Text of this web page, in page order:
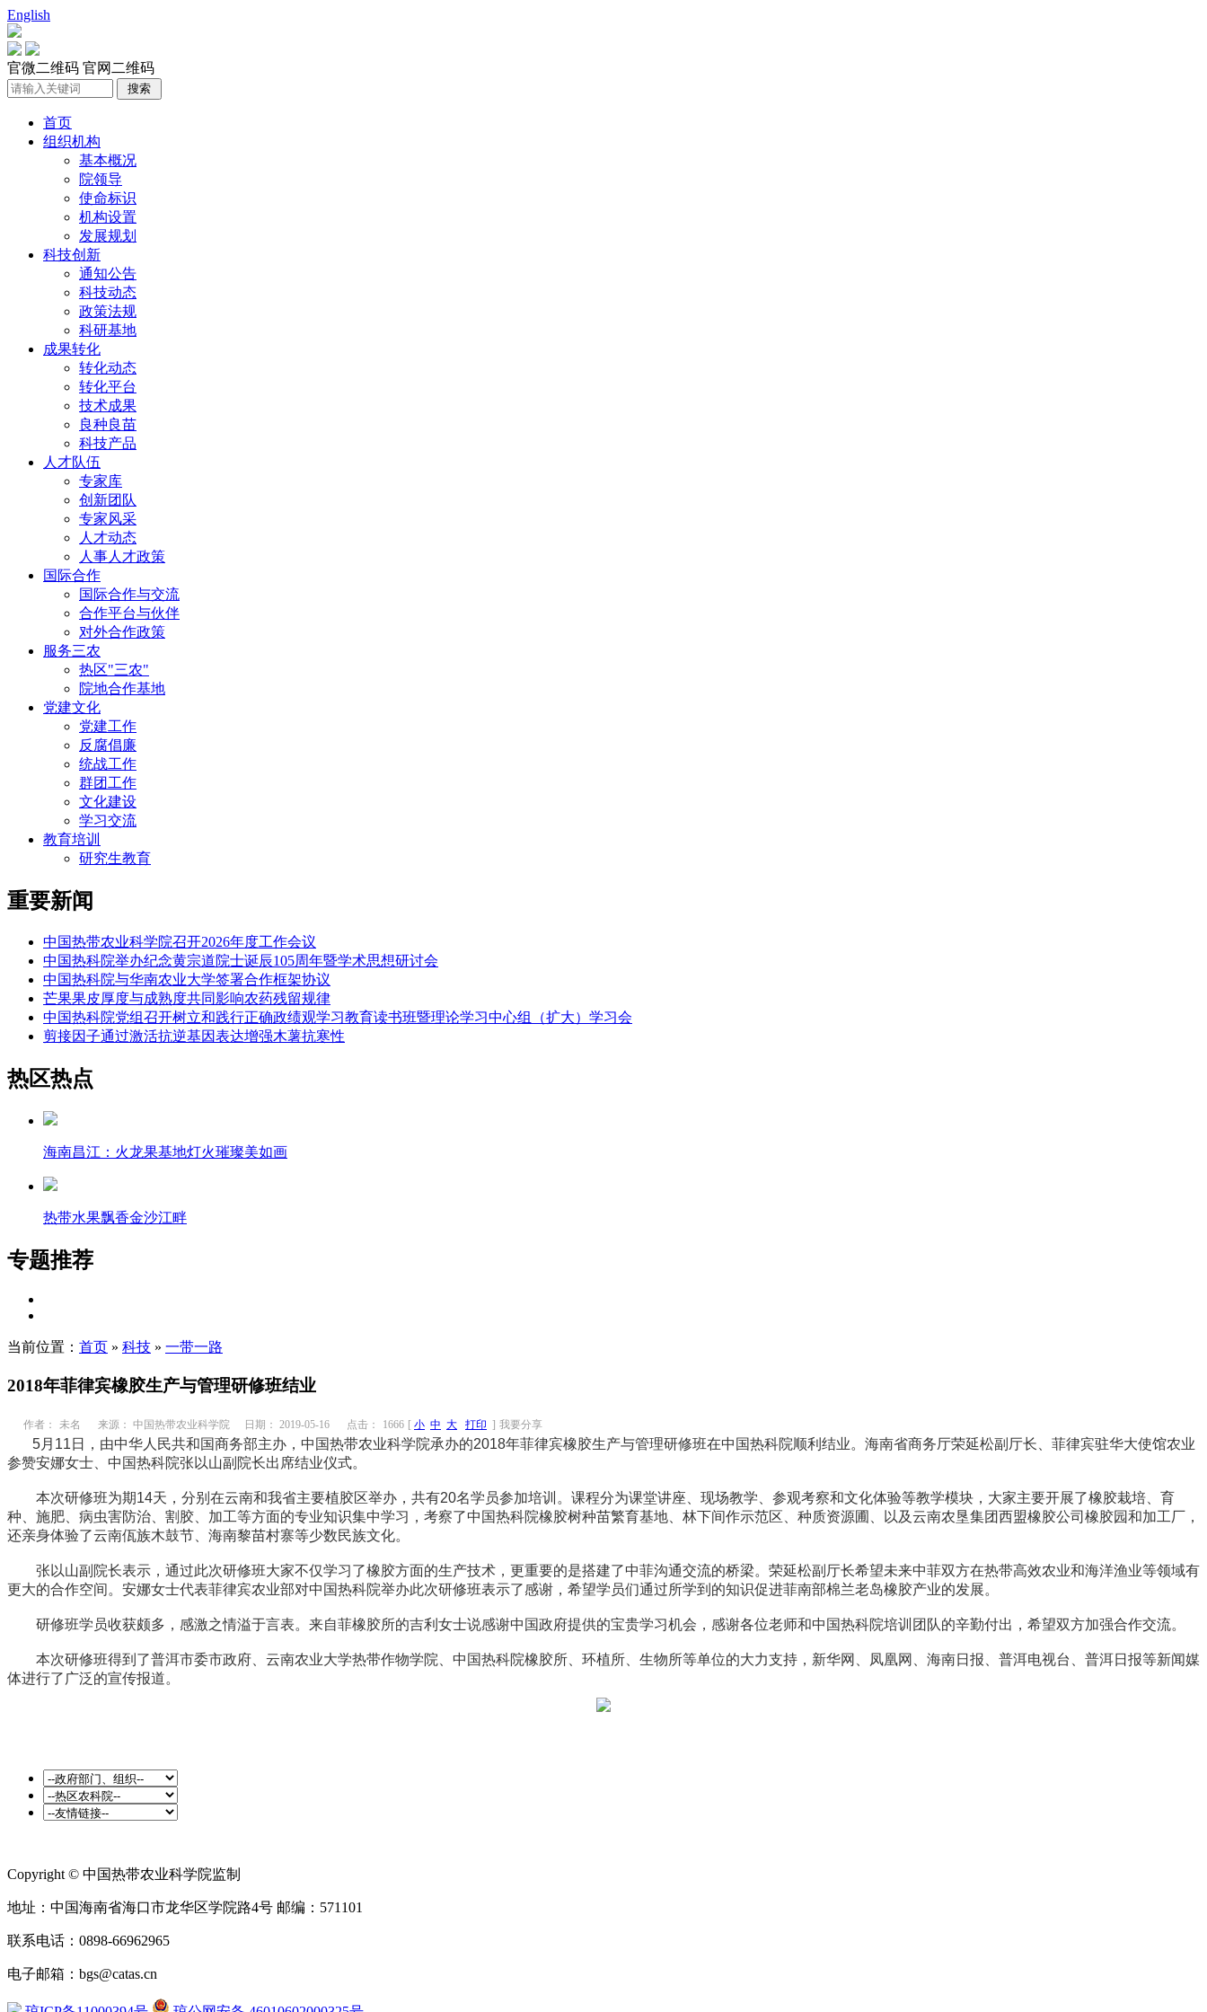
English
官微二维码 官网二维码
首页
组织机构
基本概况
院领导
使命标识
机构设置
发展规划
科技创新
通知公告
科技动态
政策法规
科研基地
成果转化
转化动态
转化平台
技术成果
良种良苗
科技产品
人才队伍
专家库
创新团队
专家风采
人才动态
人事人才政策
国际合作
国际合作与交流
合作平台与伙伴
对外合作政策
服务三农
热区"三农"
院地合作基地
党建文化
党建工作
反腐倡廉
统战工作
群团工作
文化建设
学习交流
教育培训
研究生教育
重要新闻
中国热带农业科学院召开2026年度工作会议
中国热科院举办纪念黄宗道院士诞辰105周年暨学术思想研讨会
中国热科院与华南农业大学签署合作框架协议
芒果果皮厚度与成熟度共同影响农药残留规律
中国热科院党组召开树立和践行正确政绩观学习教育读书班暨理论学习中心组（扩大）学习会
剪接因子通过激活抗逆基因表达增强木薯抗寒性
热区热点
海南昌江：火龙果基地灯火璀璨美如画
热带水果飘香金沙江畔
专题推荐
当前位置： 首页 » 科技 » 一带一路
2018年菲律宾橡胶生产与管理研修班结业
作者： 未名 来源： 中国热带农业科学院 日期： 2019-05-16 点击： 1666 [ 小 中 大 打印 ] 我要分享
5月11日，由中华人民共和国商务部主办，中国热带农业科学院承办的2018年菲律宾橡胶生产与管理研修班在中国热科院顺利结业。海南省商务厅荣延松副厅长、菲律宾驻华大使馆农业
参赞安娜女士、中国热科院张以山副院长出席结业仪式。
本次研修班为期14天，分别在云南和我省主要植胶区举办，共有20名学员参加培训。课程分为课堂讲座、现场教学、参观考察和文化体验等教学模块，大家主要开展了橡胶栽培、育
种、施肥、病虫害防治、割胶、加工等方面的专业知识集中学习，考察了中国热科院橡胶树种苗繁育基地、林下间作示范区、种质资源圃、以及云南农垦集团西盟橡胶公司橡胶园和加工厂，
还亲身体验了云南佤族木鼓节、海南黎苗村寨等少数民族文化。
张以山副院长表示，通过此次研修班大家不仅学习了橡胶方面的生产技术，更重要的是搭建了中菲沟通交流的桥梁。荣延松副厅长希望未来中菲双方在热带高效农业和海洋渔业等领域有
更大的合作空间。安娜女士代表菲律宾农业部对中国热科院举办此次研修班表示了感谢，希望学员们通过所学到的知识促进菲南部棉兰老岛橡胶产业的发展。
研修班学员收获颇多，感激之情溢于言表。来自菲橡胶所的吉利女士说感谢中国政府提供的宝贵学习机会，感谢各位老师和中国热科院培训团队的辛勤付出，希望双方加强合作交流。
本次研修班得到了普洱市委市政府、云南农业大学热带作物学院、中国热科院橡胶所、环植所、生物所等单位的大力支持，新华网、凤凰网、海南日报、普洱电视台、普洱日报等新闻媒
体进行了广泛的宣传报道。
Copyright © 中国热带农业科学院监制
地址：中国海南省海口市龙华区学院路4号 邮编：571101
联系电话：0898-66962965
电子邮箱：bgs@catas.cn